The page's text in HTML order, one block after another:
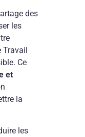
des
les
Travail
Ce
et
la
les